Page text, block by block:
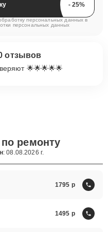
персональных данных в
персональных данных
отзывов
🌟🌟🌟🌟🌟
по ремонту
: 08.08.2026 г.
1795
1495